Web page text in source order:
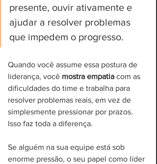
presente, ouvir ativamente e
ajudar a resolver problemas
que impedem o progresso.
Quando você assume essa postura de
liderança, você mostra empatia com as
dificuldades do time e trabalha para
resolver problemas reais, em vez de
simplesmente pressionar por prazos.
Isso faz toda a diferença.
Se alguém na sua equipe está sob
enorme pressão, o seu papel como líder